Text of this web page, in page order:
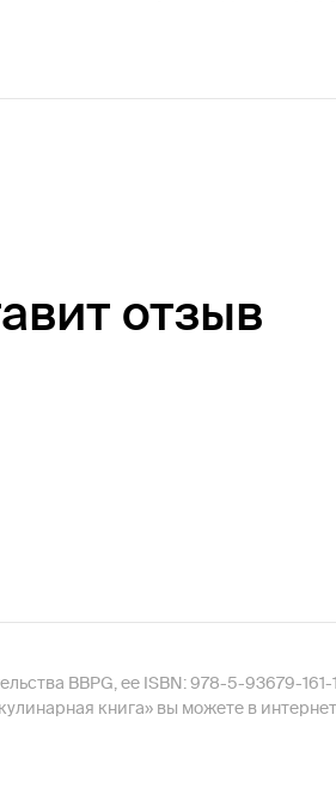
отзыв
BBPG, ее ISBN: 978-5-93679-
книга» вы можете в